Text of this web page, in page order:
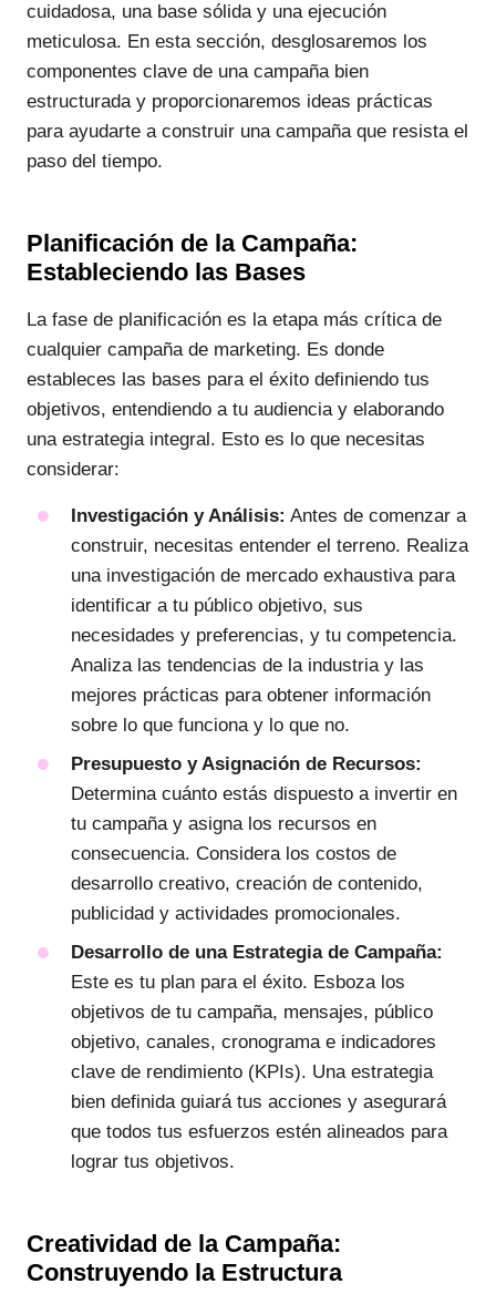
cuidadosa, una base sólida y una ejecución
meticulosa. En esta sección, desglosaremos los
componentes clave de una campaña bien
estructurada y proporcionaremos ideas prácticas
para ayudarte a construir una campaña que resista el
paso del tiempo.
Planificación de la Campaña:
Estableciendo las Bases
La fase de planificación es la etapa más crítica de
cualquier campaña de marketing. Es donde
estableces las bases para el éxito definiendo tus
objetivos, entendiendo a tu audiencia y elaborando
una estrategia integral. Esto es lo que necesitas
considerar:
Investigación y Análisis: Antes de comenzar a
construir, necesitas entender el terreno. Realiza
una investigación de mercado exhaustiva para
identificar a tu público objetivo, sus
necesidades y preferencias, y tu competencia.
Analiza las tendencias de la industria y las
mejores prácticas para obtener información
sobre lo que funciona y lo que no.
Presupuesto y Asignación de Recursos:
Determina cuánto estás dispuesto a invertir en
tu campaña y asigna los recursos en
consecuencia. Considera los costos de
desarrollo creativo, creación de contenido,
publicidad y actividades promocionales.
Desarrollo de una Estrategia de Campaña:
Este es tu plan para el éxito. Esboza los
objetivos de tu campaña, mensajes, público
objetivo, canales, cronograma e indicadores
clave de rendimiento (KPIs). Una estrategia
bien definida guiará tus acciones y asegurará
que todos tus esfuerzos estén alineados para
lograr tus objetivos.
Creatividad de la Campaña:
Construyendo la Estructura